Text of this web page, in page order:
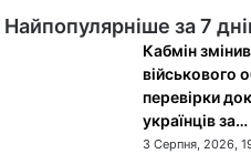
Найпопулярніше за 7
Кабмін
військового
перевірки
українців за…
3 Серпня, 2026,